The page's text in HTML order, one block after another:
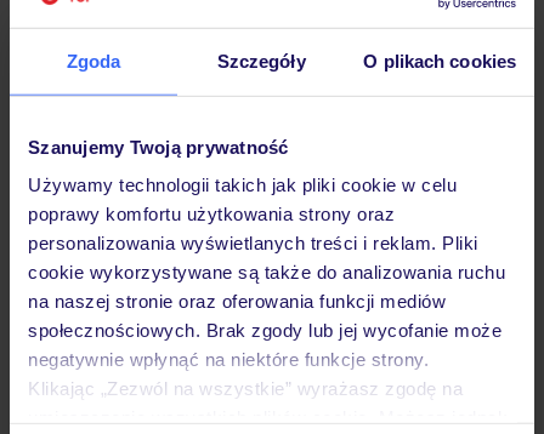
Zgoda Szczegóły O plikach cookies
Szanujemy Twoją prywatność
Używamy technologii takich jak pliki cookie w celu
poprawy komfortu użytkowania strony oraz
personalizowania wyświetlanych treści i reklam. Pliki
cookie wykorzystywane są także do analizowania ruchu
na naszej stronie oraz oferowania funkcji mediów
społecznościowych. Brak zgody lub jej wycofanie może
negatywnie wpłynąć na niektóre funkcje strony.
Klikając „Zezwól na wszystkie” wyrażasz zgodę na
25% ZALICZKI LATO 2026